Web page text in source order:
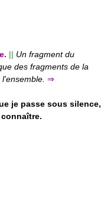
|| Un fragment du
des fragments de la
⇒
je passe sous silence,